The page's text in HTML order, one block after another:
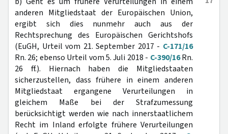
anderen Mitgliedstaat der Europäischen Union,
ergibt sich dies nunmehr auch aus der
Rechtsprechung des Europäischen Gerichtshofs
(EuGH, Urteil vom 21. September 2017 - C-171/16
Rn. 26; ebenso Urteil vom 5. Juli 2018 - C-390/16Rn.
26 ff.). Hiernach haben die Mitgliedstaaten
sicherzustellen, dass frühere in einem anderen
Mitgliedstaat ergangene Verurteilungen in
gleichem Maße bei der Strafzumessung
berücksichtigt werden wie nach innerstaatlichem
Recht im Inland erfolgte frühere Verurteilungen